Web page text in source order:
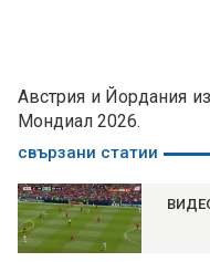
Австрия и Йордания
Мондиал 2026.
свързани статии